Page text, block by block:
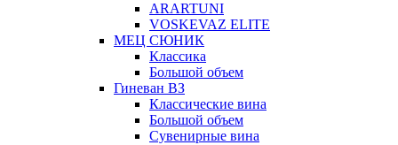
ARARTUNI
VOSKEVAZ ELITE
МЕЦ СЮНИК
Классика
Большой объем
Гиневан ВЗ
Классические вина
Большой объем
Сувенирные вина